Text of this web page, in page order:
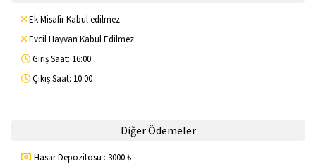
Ek Misafir Kabul edilmez
Evcil Hayvan Kabul Edilmez
Giriş Saat: 16:00
Çıkış Saat: 10:00
Diğer Ödemeler
Hasar Depozitosu : 3000 ₺